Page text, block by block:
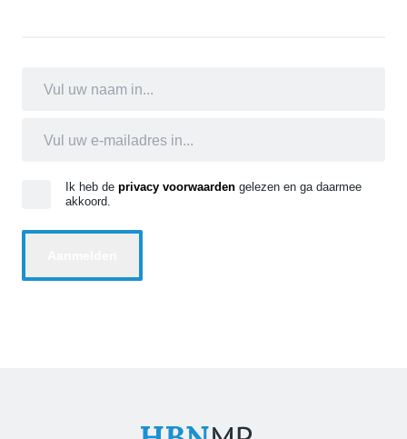
Ik heb de privacy voorwaarden gelezen en ga daarmee
akkoord.